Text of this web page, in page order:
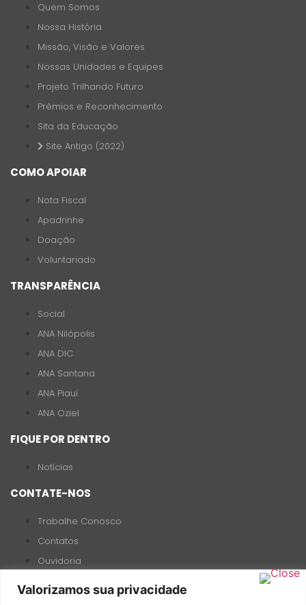
Valorizamos sua privacidade
Quem Somos
Nossa História
Missão, Visão e Valores
Nossas Unidades e Equipes
Projeto Trilhando Futuro
Prêmios e Reconhecimento
Sita da Educação
Site Antigo (2022)
COMO APOIAR
Nota Fiscal
Apadrinhe
Doação
Voluntariado
TRANSPARÊNCIA
Social
ANA Nilópolis
ANA DIC
ANA Santana
ANA Piauí
ANA Oziel
FIQUE POR DENTRO
Notícias
CONTATE-NOS
Trabalhe Conosco
Contatos
Ouvidoria
(19) 99727-8118